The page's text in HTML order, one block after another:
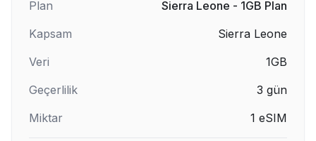
Plan
Sierra Leone - 1GB Plan
Kapsam
Sierra Leone
Veri
1GB
Geçerlilik
3 gün
Miktar
1 eSIM